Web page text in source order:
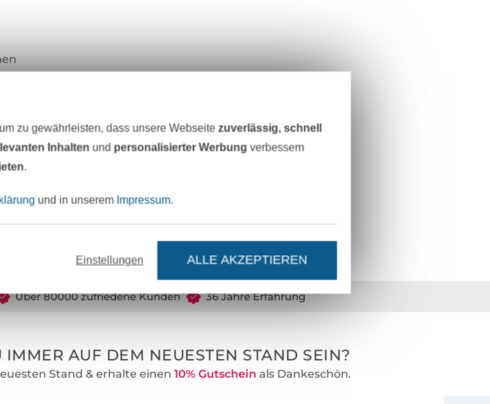
in
Über 80000 zufriedene Kunden 36 Jahre Erfahrung
IMMER AUF DEM NEUESTEN STAND SEIN?
Stand & erhalte einen 10% Gutschein als Dankeschön.
zu gewährleisten, dass unsere Webseite zuverlässig, schnell
Inhalten und personalisierter Werbung verbessern
.
und in unserem Impressum.
Einstellungen ALLE AKZEPTIEREN